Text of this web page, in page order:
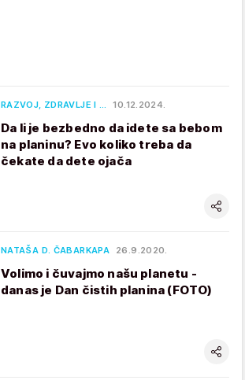
RAZVOJ, ZDRAVLJE I … 10.12.2024.
Da li je bezbedno da idete sa bebom
na planinu? Evo koliko treba da
čekate da dete ojača
NATAŠA D. ČABARKAPA 26.9.2020.
Volimo i čuvajmo našu planetu -
danas je Dan čistih planina (FOTO)